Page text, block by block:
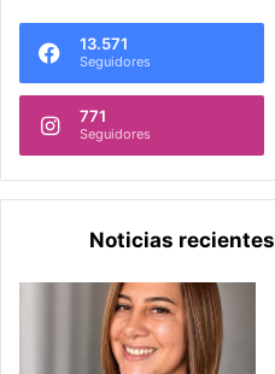
13.571
Seguidores
771
Seguidores
Noticias recientes